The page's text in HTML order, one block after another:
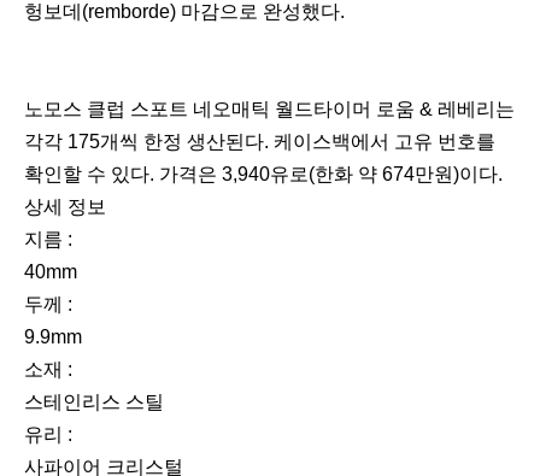
헝보데(remborde) 마감으로 완성했다.
노모스 클럽 스포트 네오매틱 월드타이머 로움 & 레베리는
각각 175개씩 한정 생산된다. 케이스백에서 고유 번호를
확인할 수 있다. 가격은 3,940유로(한화 약 674만원)이다.
상세 정보
지름 :
40mm
두께 :
9.9mm
소재 :
스테인리스 스틸
유리 :
사파이어 크리스털